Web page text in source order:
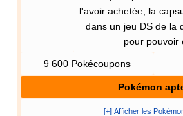
l'avoir achetée, la
dans un jeu DS de la
pour pouvoir
9 600 Pokécoupons
Pokémon
[+] Afficher les